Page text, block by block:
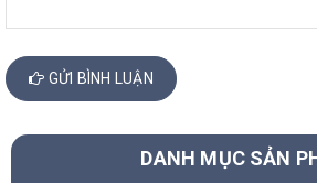
GỬI BÌNH LUẬN
DANH MỤC SẢN